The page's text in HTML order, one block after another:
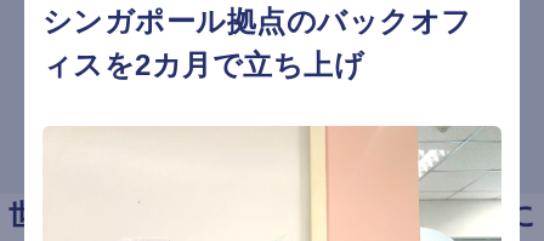
セミナー
会社概要
サービス資料ダウンロード
世界40カ国以上＆750社以上のお客様に
シンガポール拠点のバックオフ
ィスを2カ月で立ち上げ